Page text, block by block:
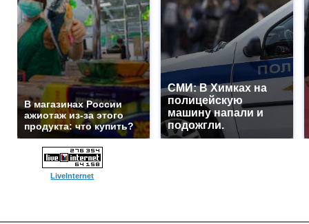
В магазинах России
ажиотаж из-за этого
продукта: что купить?
СМИ: В Химках на
полицейскую
машину напали и
подожгли.
LiveInternet